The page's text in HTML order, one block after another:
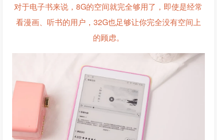
对于电子书来说，8G的空间就完全够用了，即使是经常
看漫画、听书的用户，32G也足够让你完全没有空间上
的顾虑。